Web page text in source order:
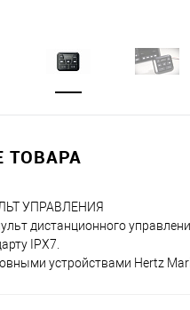
ТОВАРА
УПРАВЛЕНИЯ
дистанционного
IPX7.
устройствами Hertz